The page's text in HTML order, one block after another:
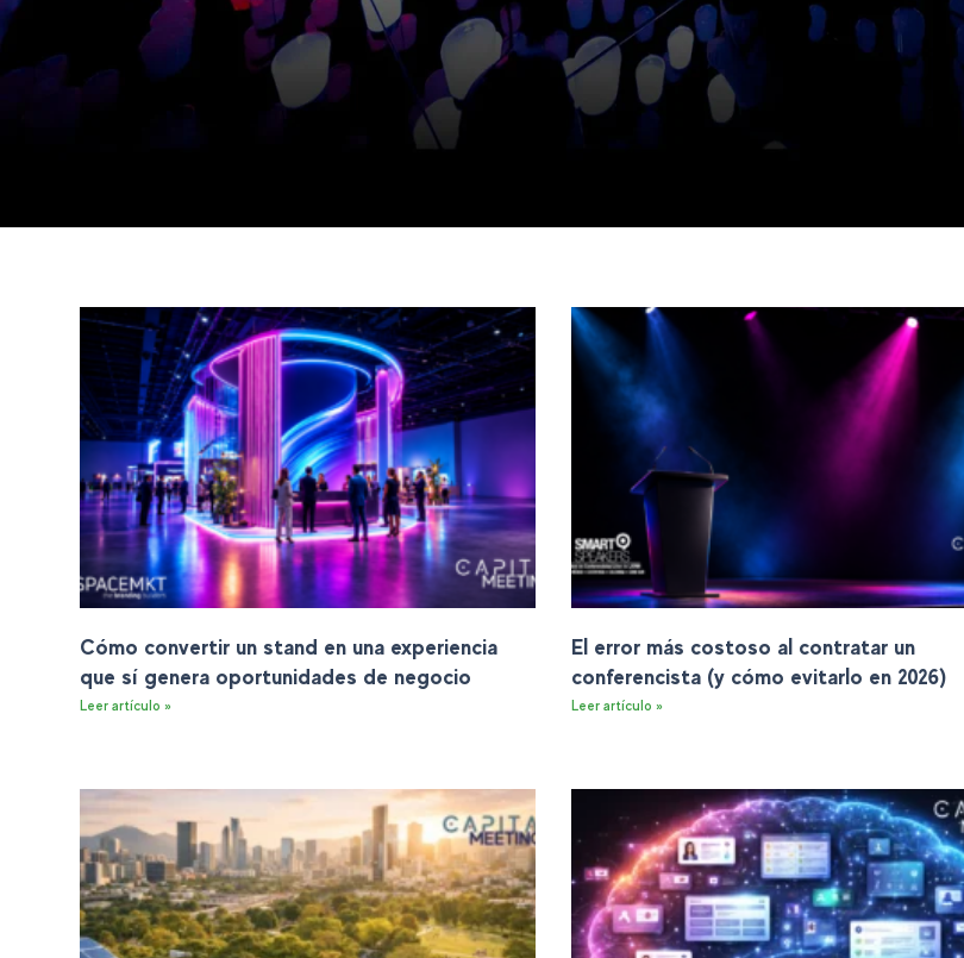
Cómo convertir un stand en una experiencia
que sí genera oportunidades de negocio
Leer artículo »
El error más costoso al contratar un
conferencista (y cómo evitarlo en 2026)
Leer artículo »